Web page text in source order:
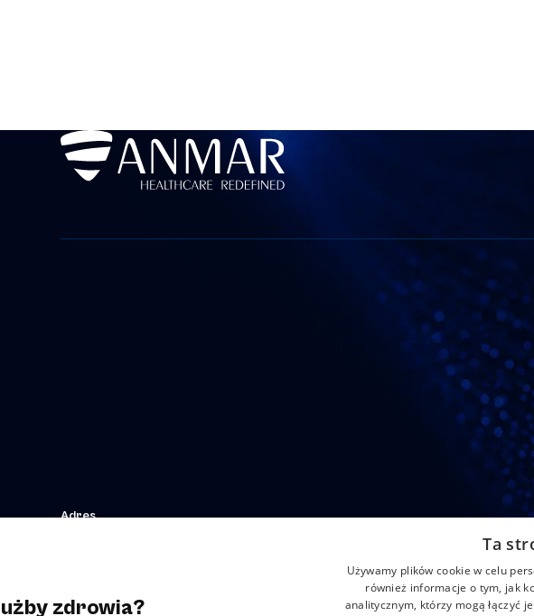
Adres
zdrowia?
Ta
Używamy plików cookie w celu
również informacje o tym, jak
analitycznym, którzy mogą łączyć